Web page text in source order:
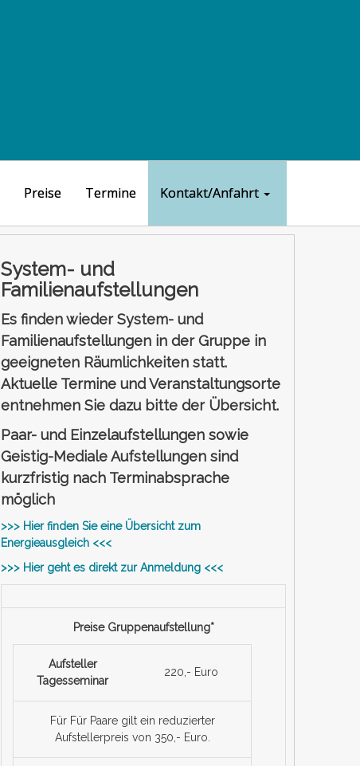
Preise Termine Kontakt/Anfahrt
System- und
Familienaufstellungen
Es finden wieder System- und
Familienaufstellungen in der Gruppe in
geeigneten Räumlichkeiten statt.
Aktuelle Termine und Veranstaltungsorte
entnehmen Sie dazu bitte der Übersicht.
Paar- und Einzelaufstellungen sowie
Geistig-Mediale Aufstellungen sind
kurzfristig nach Terminabsprache
möglich
>>> Hier finden Sie eine Übersicht zum
Energieausgleich <<<
>>> Hier geht es direkt zur Anmeldung <<<
Preise Gruppenaufstellung*
Aufsteller
Tagesseminar
220,- Euro
Für Für Paare gilt ein reduzierter
Aufstellerpreis von 350,- Euro.